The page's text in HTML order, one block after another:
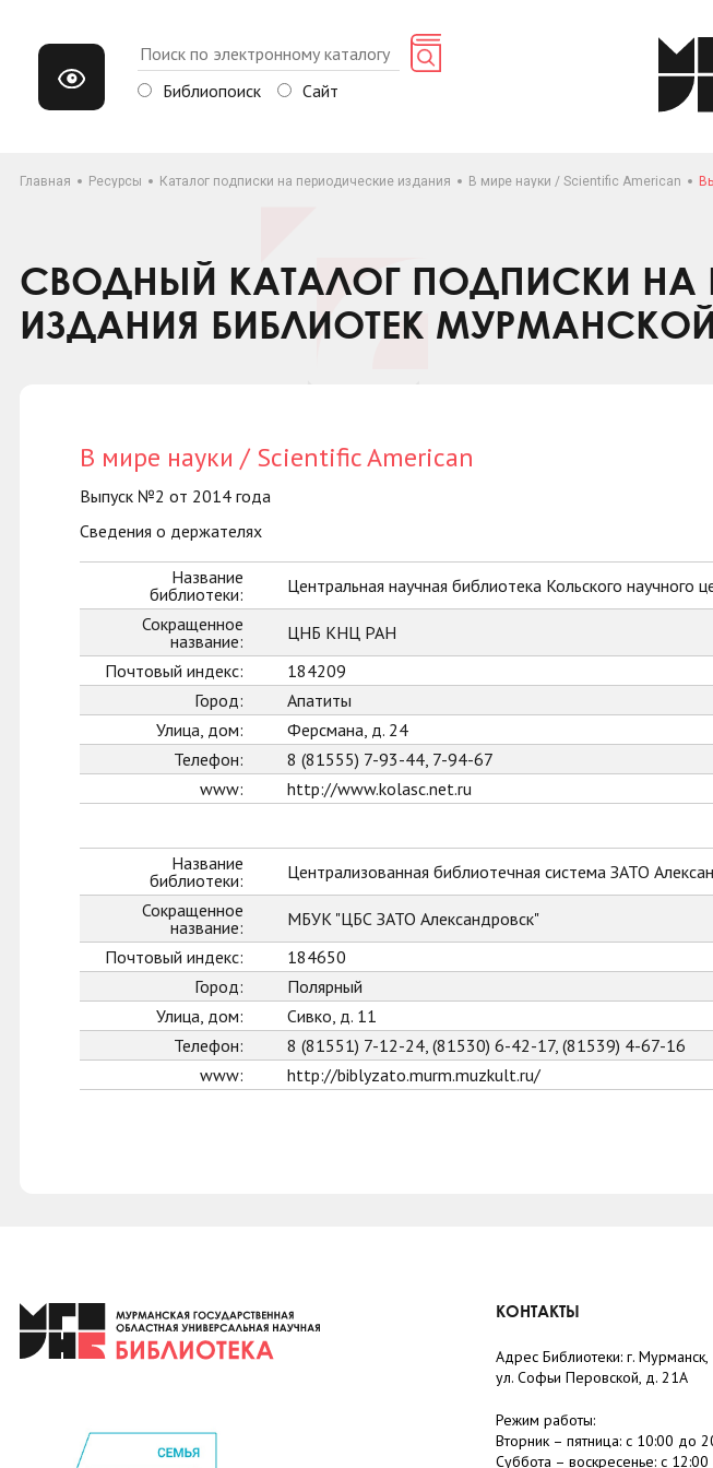
Библиопоиск Сайт
Главная Ресурсы Каталог подписки на периодические издания В мире науки / Scientific American
СВОДНЫЙ КАТАЛОГ ПОДПИСКИ НА
ИЗДАНИЯ БИБЛИОТЕК
В мире науки / Scientific American
Выпуск №2 от 2014 года
Сведения о держателях
Название
библиотеки:
Центральная научная библиотека Кольского научного
Сокращенное
название:
ЦНБ КНЦ РАН
Почтовый индекс:
184209
Город:
Апатиты
Улица, дом:
Ферсмана, д. 24
Телефон:
8 (81555) 7-93-44, 7-94-67
www:
http://www.kolasc.net.ru
Название
библиотеки:
Централизованная библиотечная система ЗАТО
Сокращенное
название:
МБУК "ЦБС ЗАТО Александровск"
Почтовый индекс:
184650
Город:
Полярный
Улица, дом:
Сивко, д. 11
Телефон:
8 (81551) 7-12-24, (81530) 6-42-17, (81539) 4-67-16
www:
http://biblyzato.murm.muzkult.ru/
КОНТАКТЫ
Адрес Библиотеки: г. Мурманск,
ул. Софьи Перовской, д. 21А
Режим работы:
Вторник – пятница: с 10:00 до
Суббота – воскресенье: c